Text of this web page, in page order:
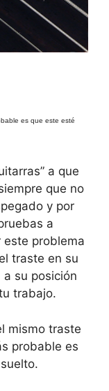
es que este esté
a que
que no
y por
a
este problema
traste en su
su posición
trabajo.
mismo traste
probable es